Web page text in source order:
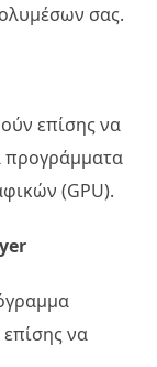
σας.
επίσης να
(GPU).
να